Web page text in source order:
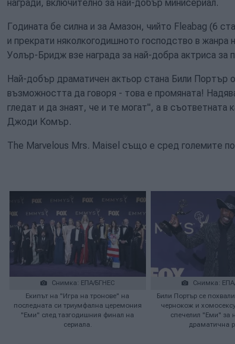
награди, включително за най-добър минисериал.
Годината бе силна и за Амазон, чийто Fleabag (6
и прекрати няколкогодишното господство в жанра
Уолър-Бридж взе награда за най-добра актриса за
Най-добър драматичен актьор стана Били
възможността да говоря - това е промяната!
гледат и да знаят, че и те могат", а в съответната
Джоди Комър.
The Marvelous Mrs. Maisel също е сред големите
Снимка: ЕПА/БГНЕС
Екипът на "Игра на тронове" на
последната си триумфална церемония
"Еми" след тазгодишния финал на
сериала.
Снимка:
Били Портър се
чернокож и
спечелил "Еми" за
драматична